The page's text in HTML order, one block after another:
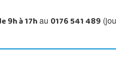
9h à 17hau 0176 541 489